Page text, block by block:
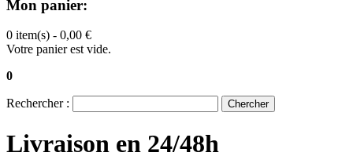
Mon panier:
0 item(s) - 0,00 €
Votre panier est vide.
0
Rechercher : Chercher
Livraison en 24/48h